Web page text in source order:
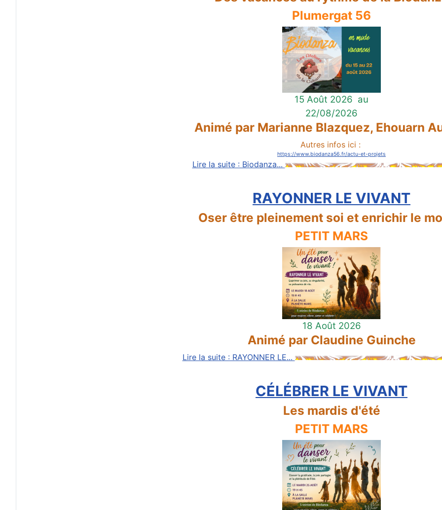
Plumergat 56
15 Août 2026 au
22/08/2026
Animé par Marianne Blazquez, Ehouarn
Autres infos ici :
https://www.biodanza56.fr/actu-et-projets
Lire la suite : Biodanza...
RAYONNER LE VIVANT
Oser être pleinement soi et enrichir le
PETIT MARS
18 Août 2026
Animé par Claudine Guinche
Lire la suite : RAYONNER LE...
CÉLÉBRER LE VIVANT
Les mardis d'été
PETIT MARS